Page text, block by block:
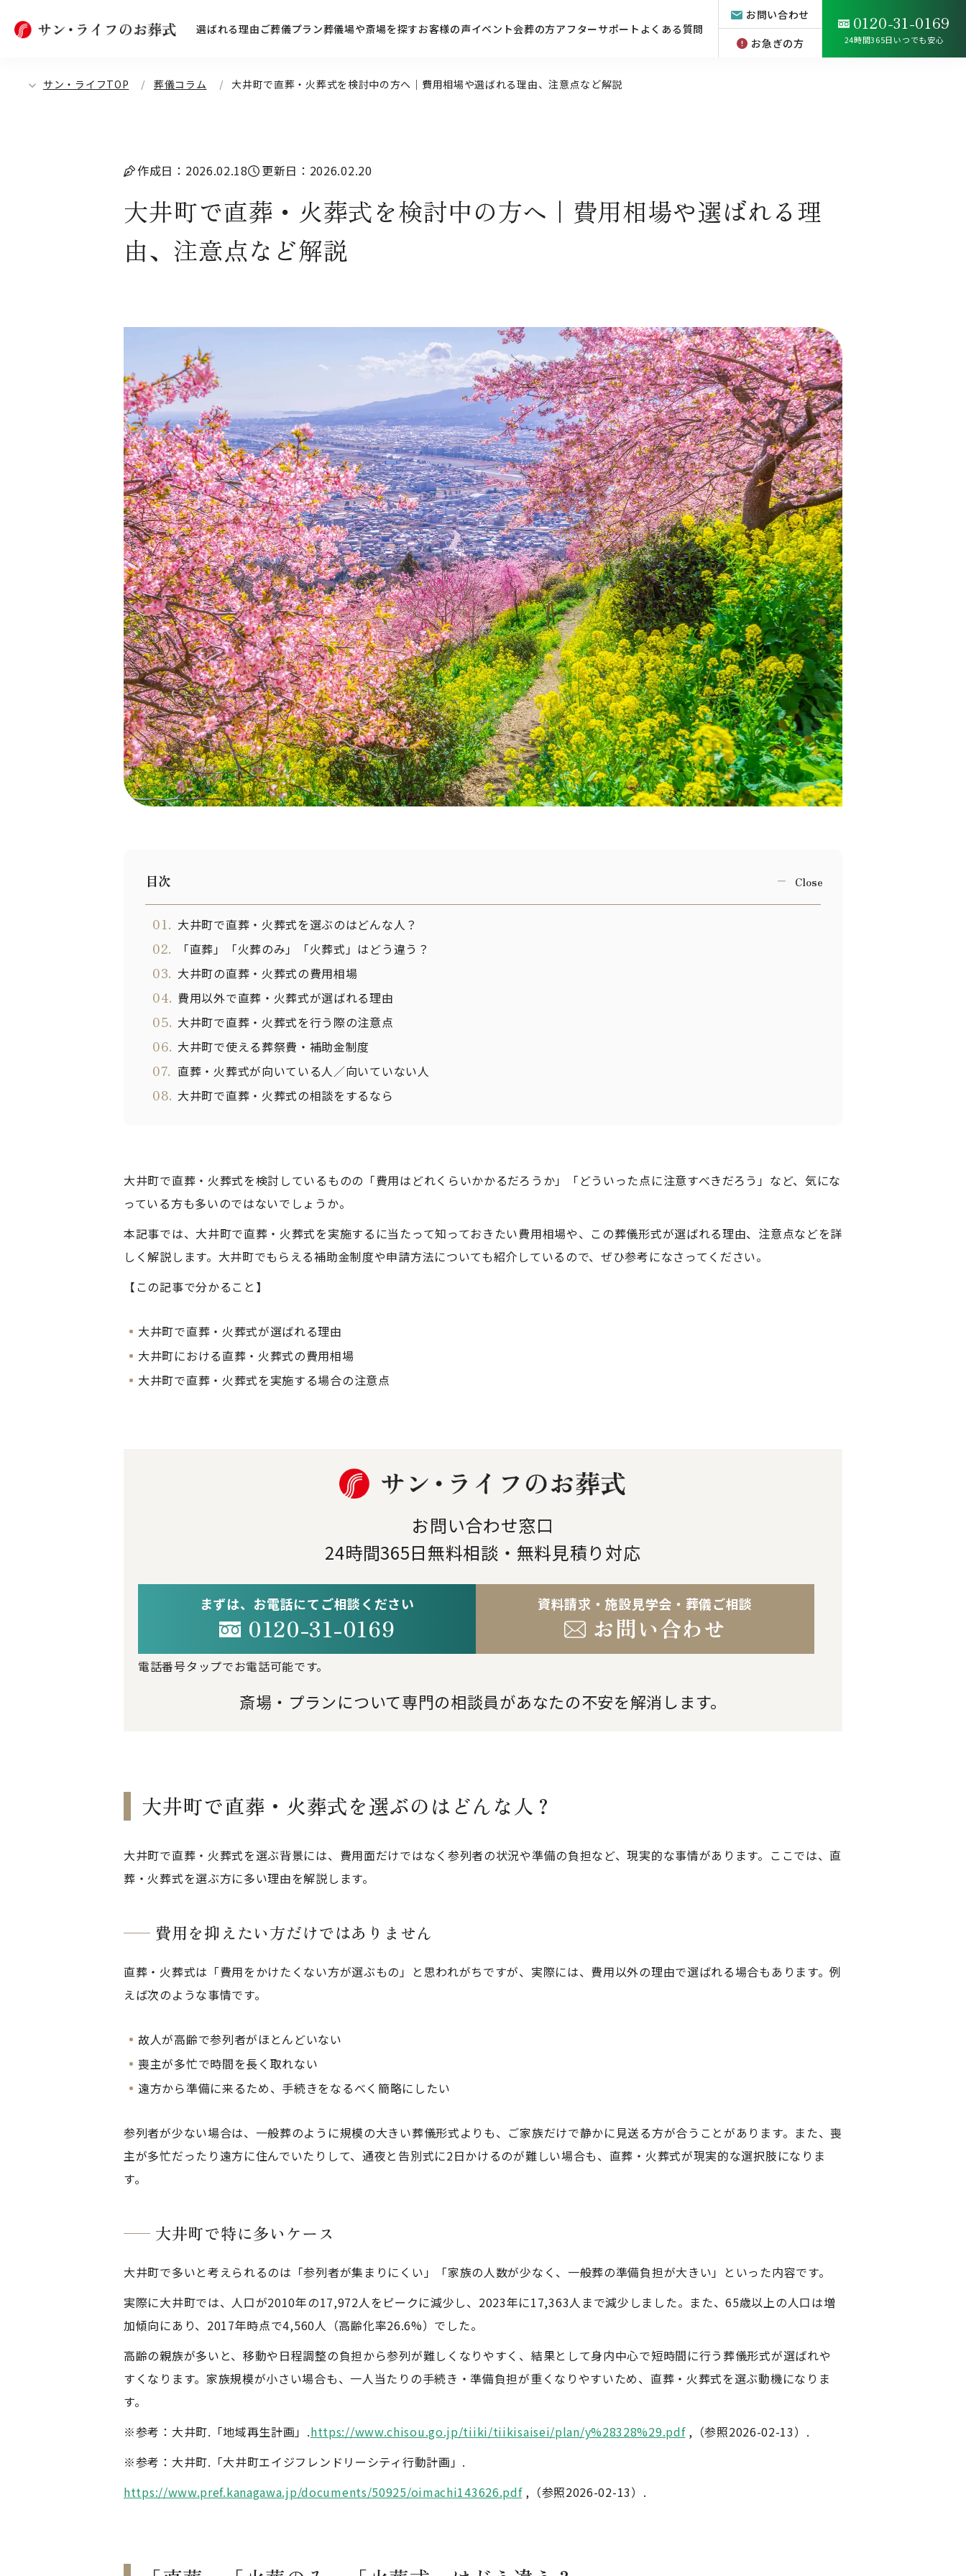
選ばれる理由 ご葬儀プラン葬儀場や斎場を探すお客様の声イベント会葬の方アフターサポート よくある質問
お問い合わせ
お急ぎの方
0120-31-0169
24時間365日いつでも安心
サン・ライフTOP 葬儀コラム 大井町で直葬・火葬式を検討中の方へ｜費用相場や選ばれる理由、注意点など解説
作成日：2026.02.18 更新日：2026.02.20
大井町で直葬・火葬式を検討中の方へ｜費用相場や選ばれる理
由、注意点など解説
目次
01. 大井町で直葬・火葬式を選ぶのはどんな人？
02. 「直葬」「火葬のみ」「火葬式」はどう違う？
03. 大井町の直葬・火葬式の費用相場
04. 費用以外で直葬・火葬式が選ばれる理由
05. 大井町で直葬・火葬式を行う際の注意点
06. 大井町で使える葬祭費・補助金制度
07. 直葬・火葬式が向いている人／向いていない人
08. 大井町で直葬・火葬式の相談をするなら
大井町で直葬・火葬式を検討しているものの「費用はどれくらいかかるだろうか」「どういった点に注意すべきだろう」など、気にな
っている方も多いのではないでしょうか。
本記事では、大井町で直葬・火葬式を実施するに当たって知っておきたい費用相場や、この葬儀形式が選ばれる理由、注意点などを詳
しく解説します。大井町でもらえる補助金制度や申請方法についても紹介しているので、ぜひ参考になさってください。
【この記事で分かること】
大井町で直葬・火葬式が選ばれる理由
大井町における直葬・火葬式の費用相場
大井町で直葬・火葬式を実施する場合の注意点
お問い合わせ窓口
24時間365日無料相談・無料見積り対応
まずは、お電話にてご相談ください
0120-31-0169
電話番号タップでお電話可能です。
資料請求・施設見学会・葬儀ご相談
お問い合わせ
斎場・プランについて専門の相談員があなたの不安を解消します。
大井町で直葬・火葬式を選ぶのはどんな人？
大井町で直葬・火葬式を選ぶ背景には、費用面だけではなく参列者の状況や準備の負担など、現実的な事情があります。ここでは、直
葬・火葬式を選ぶ方に多い理由を解説します。
費用を抑えたい方だけではありません
直葬・火葬式は「費用をかけたくない方が選ぶもの」と思われがちですが、実際には、費用以外の理由で選ばれる場合もあります。例
えば次のような事情です。
故人が高齢で参列者がほとんどいない
喪主が多忙で時間を長く取れない
遠方から準備に来るため、手続きをなるべく簡略にしたい
参列者が少ない場合は、一般葬のように規模の大きい葬儀形式よりも、ご家族だけで静かに見送る方が合うことがあります。また、喪
主が多忙だったり遠方に住んでいたりして、通夜と告別式に2日かけるのが難しい場合も、直葬・火葬式が現実的な選択肢になりま
す。
大井町で特に多いケース
大井町で多いと考えられるのは「参列者が集まりにくい」「家族の人数が少なく、一般葬の準備負担が大きい」といった内容です。
実際に大井町では、人口が2010年の17,972人をピークに減少し、2023年に17,363人まで減少しました。また、65歳以上の人口は増
加傾向にあり、2017年時点で4,560人（高齢化率26.6%）でした。
高齢の親族が多いと、移動や日程調整の負担から参列が難しくなりやすく、結果として身内中心で短時間に行う葬儀形式が選ばれや
すくなります。家族規模が小さい場合も、一人当たりの手続き・準備負担が重くなりやすいため、直葬・火葬式を選ぶ動機になりま
す。
※参考：大井町.「地域再生計画」.https://www.chisou.go.jp/tiiki/tiikisaisei/plan/y%28328%29.pdf,（参照2026-02-13）.
※参考：大井町.「大井町エイジフレンドリーシティ行動計画」.
https://www.pref.kanagawa.jp/documents/50925/oimachi143626.pdf,（参照2026-02-13）.